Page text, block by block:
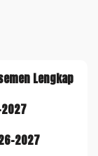
Lengkap
2027